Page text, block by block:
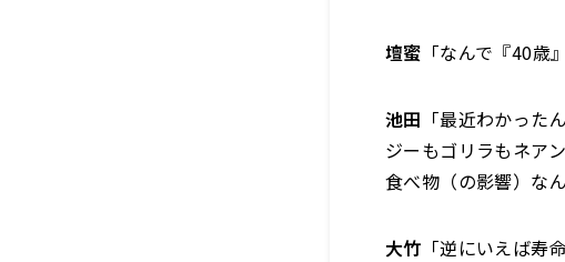
壇蜜 「なんで『40歳
池田 「最近わかった
ジーもゴリラもネア
食べ物（の影響）なん
大竹 「逆にいえば寿